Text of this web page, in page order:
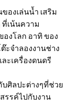
องเล่นน้ำ เสริม
เน้นความ
งโลก อาทิ ของ
จำลองงานช่าง
ะเครื่องดนดรี
ศิลปะต่างๆที่ช่วย
รรค์ไปกับงาน